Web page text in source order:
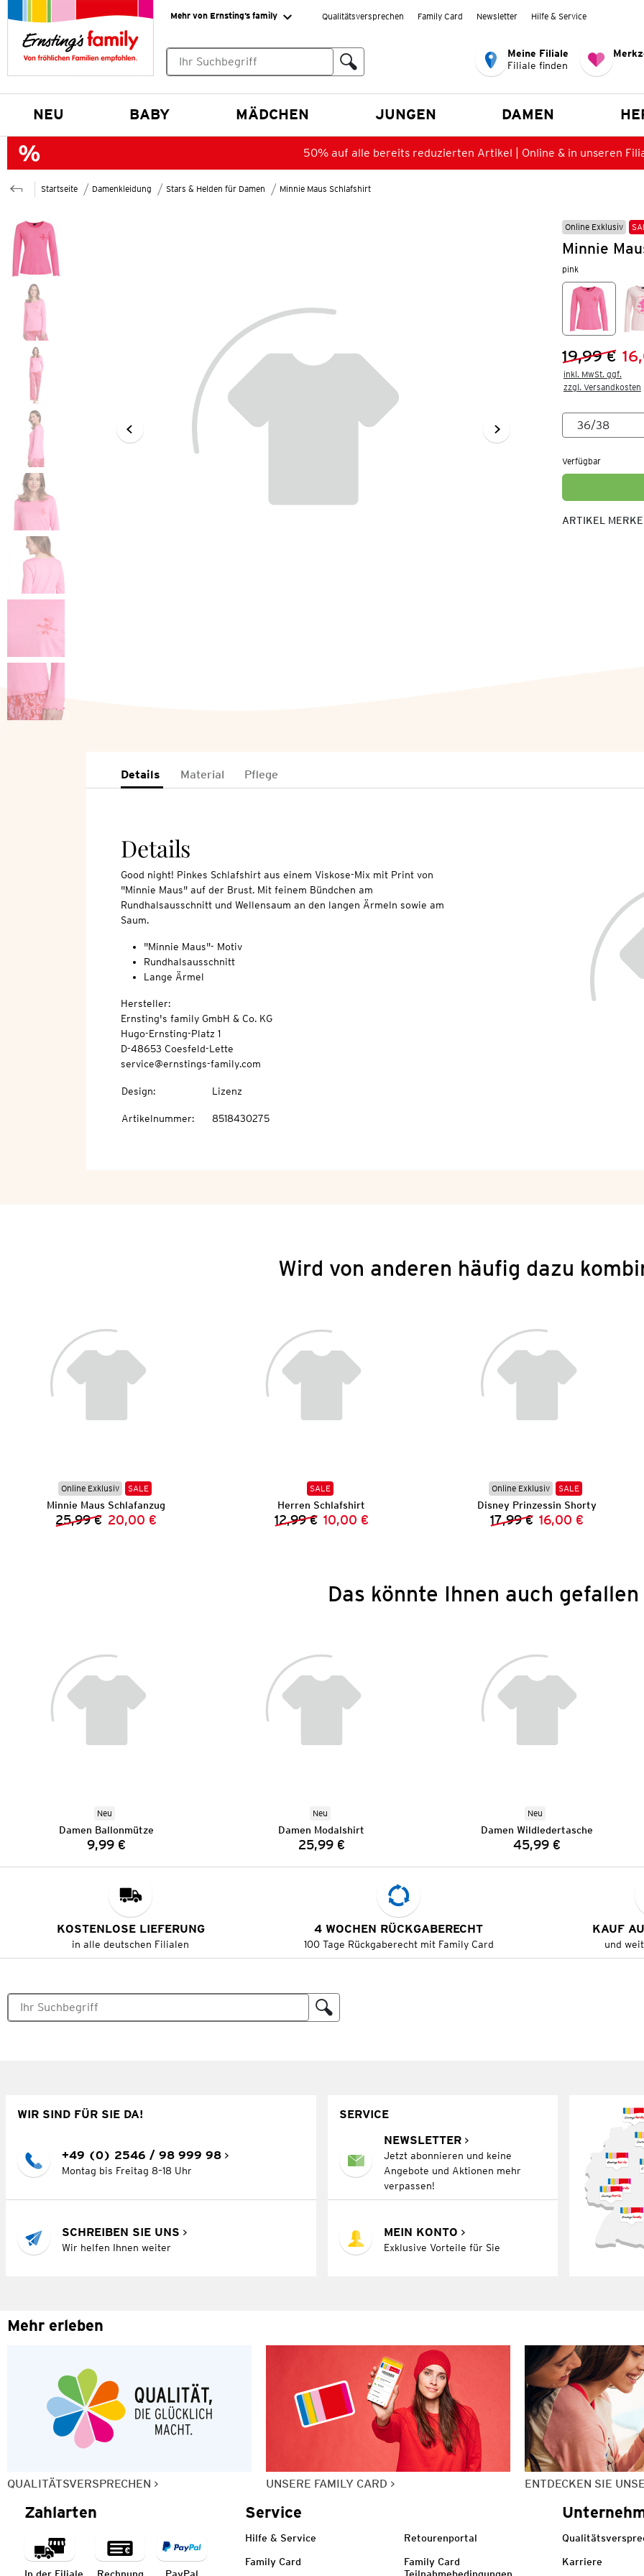
Mehr von Ernsting’s family Qualitätsversprechen Family Card Newsletter Hilfe & Service
Meine Filiale
Filiale finden
NEU BABY MÄDCHEN JUNGEN DAMEN
50% auf alle bereits reduzierten Artikel | Online & in unseren
Startseite Damenkleidung Stars & Helden für Damen Minnie Maus Schlafshirt
Online Exklusiv
Minnie
pink
Vorheriger
19,99 €
Neuer
inkl. MwSt. ggf.
zzgl. Versandkosten
Verfügbar
ARTIKEL
Details Material Pflege
Details
Good night! Pinkes Schlafshirt aus einem Viskose-Mix mit Print von
"Minnie Maus" auf der Brust. Mit feinem Bündchen am
Rundhalsausschnitt und Wellensaum an den langen Ärmeln sowie am
Saum.
"Minnie Maus"- Motiv
Rundhalsausschnitt
Lange Ärmel
Hersteller:
Ernsting's family GmbH & Co. KG
Hugo-Ernsting-Platz 1
D-48653 Coesfeld-Lette
service@ernstings-family.com
Design: Lizenz
Artikelnummer: 8518430275
Wird von anderen häufig dazu
Online Exklusiv SALE
Minnie Maus Schlafanzug
Vorheriger Preis:
25,99 € Neuer Preis:
20,00 €
SALE
Herren Schlafshirt
Vorheriger Preis:
12,99 € Neuer Preis:
10,00 €
Online Exklusiv SALE
Disney Prinzessin Shorty
Vorheriger Preis:
17,99 € Neuer Preis:
16,00 €
Das könnte Ihnen auch gefallen
Neu
Damen Ballonmütze
Preis:
9,99 €
Neu
Damen Modalshirt
Preis:
25,99 €
Neu
Damen Wildledertasche
Preis:
45,99 €
KOSTENLOSE LIEFERUNG
in alle deutschen Filialen
4 WOCHEN RÜCKGABERECHT
100 Tage Rückgaberecht mit Family Card
KAUF
und
WIR SIND FÜR SIE DA!
+49 (0) 2546 / 98 999 98
Montag bis Freitag 8–18 Uhr
SCHREIBEN SIE UNS
Wir helfen Ihnen weiter
SERVICE
NEWSLETTER
Jetzt abonnieren und keine
Angebote und Aktionen mehr
verpassen!
MEIN KONTO
Exklusive Vorteile für Sie
Mehr erleben
QUALITÄTSVERSPRECHEN UNSERE FAMILY CARD ENTDECKEN SIE
Zahlarten Service
Hilfe & Service Retourenportal
Family Card
Family Card
Karriere